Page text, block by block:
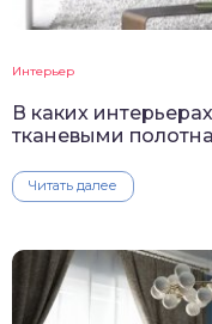
Интерьер
В каких
тканевыми
Читать далее